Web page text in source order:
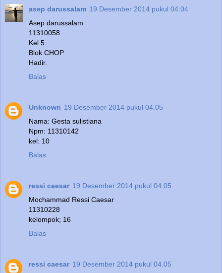
asep darussalam 19 Desember 2014 pukul 04.04
Asep darussalam
11310058
Kel 5
Blok CHOP
Hadir.
Balas
Unknown 19 Desember 2014 pukul 04.05
Nama: Gesta sulistiana
Npm: 11310142
kel: 10
Balas
ressi caesar 19 Desember 2014 pukul 04.05
Mochammad Ressi Caesar
11310228
kelompok; 16
Balas
ressi caesar 19 Desember 2014 pukul 04.05